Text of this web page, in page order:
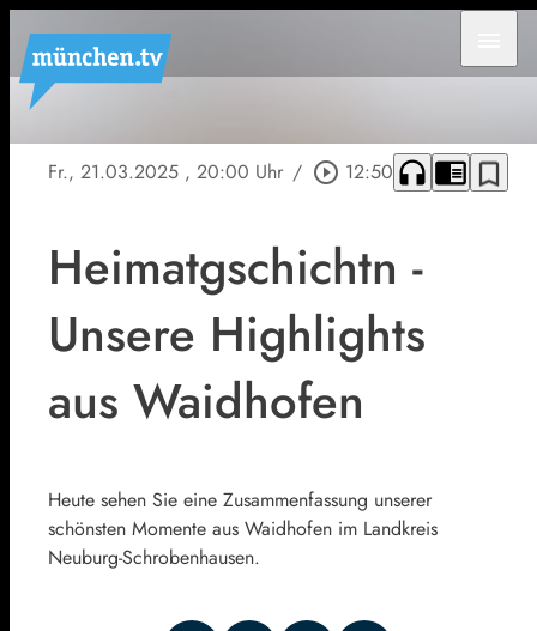
Fr., 21.03.2025 , 20:00 Uhr / play_circle_outline 12:50 headphones chrome_reader_mode bookmark_border
Heimatgschichtn -
Unsere Highlights
aus Waidhofen
Heute sehen Sie eine Zusammenfassung unserer
schönsten Momente aus Waidhofen im Landkreis
Neuburg-Schrobenhausen.